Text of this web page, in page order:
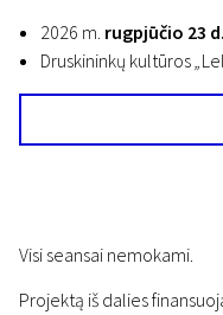
2026 m. rugpjūčio 23 d.
Druskininkų kultūros„
Visi seansai nemokami.
Projektą iš dalies